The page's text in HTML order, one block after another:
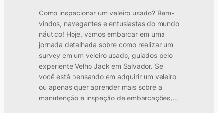
Como inspecionar um veleiro usado? Bem-
vindos, navegantes e entusiastas do mundo
náutico! Hoje, vamos embarcar em uma
jornada detalhada sobre como realizar um
survey em um veleiro usado, guiados pelo
experiente Velho Jack em Salvador. Se
você está pensando em adquirir um veleiro
ou apenas quer aprender mais sobre a
manutenção e inspeção de embarcações,…